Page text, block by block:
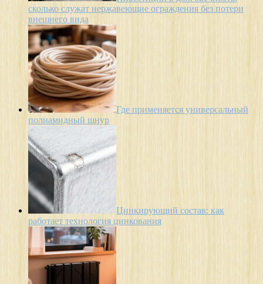
сколько служат нержавеющие ограждения без потери
внешнего вида
Где применяется универсальный
полиамидный шнур
Цинкирующий состав: как
работает технология цинкования